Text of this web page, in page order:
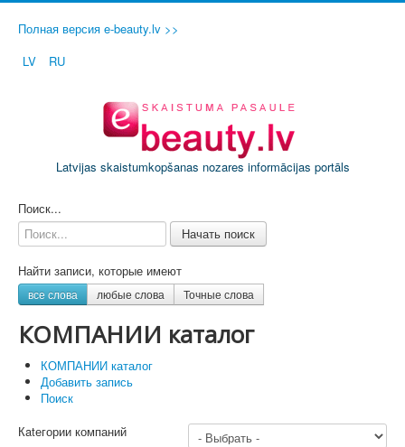
Полная версия e-beauty.lv >>
LV
RU
Latvijas skaistumkopšanas nozares informācijas portāls
Поиск...
Начать поиск
Найти записи, которые имеют
все слова любые слова Точные слова
КОМПАНИИ каталог
КОМПАНИИ каталог
Добавить запись
Поиск
Кatегории компаний